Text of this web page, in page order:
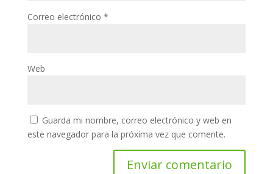
Correo electrónico *
Web
Guarda mi nombre, correo electrónico y web en
este navegador para la próxima vez que comente.